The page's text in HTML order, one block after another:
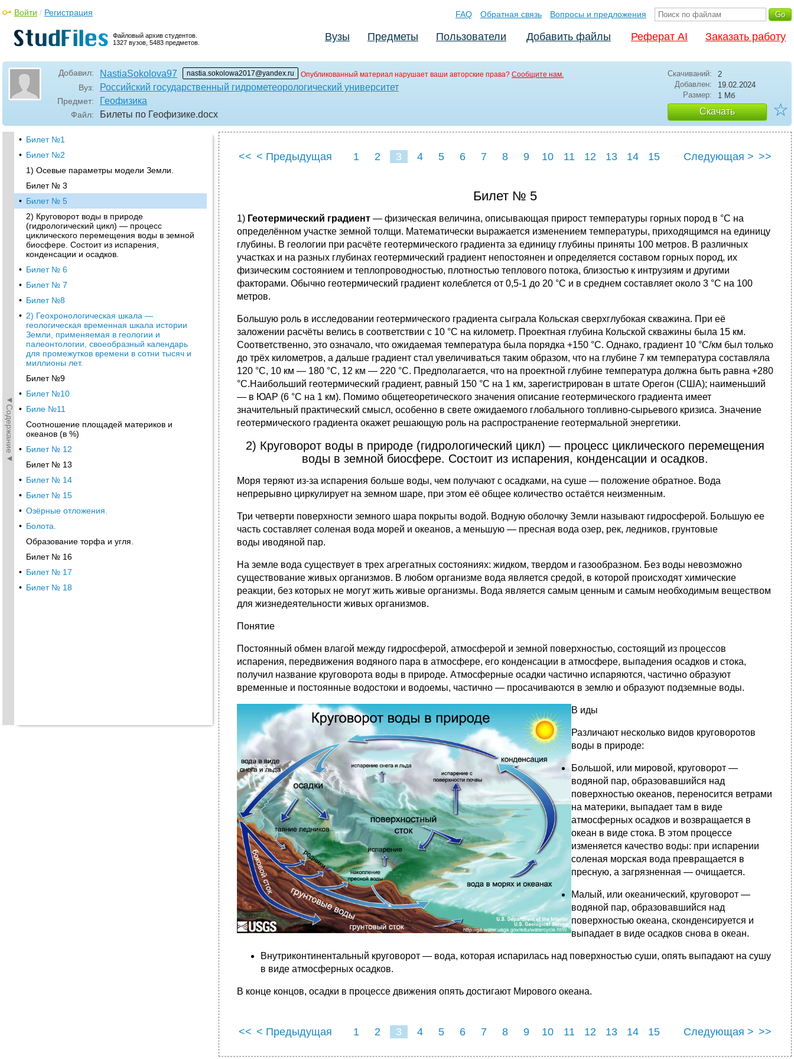
Файловый архив студентов.
1327 вузов, 5483 предметов.
Войти / Регистрация FAQ Обратная связь Вопросы и предложения
Вузы Предметы Пользователи Добавить файлы Реферат AI Заказать работу
Добавил: NastiaSokolova97 nastia.sokolowa2017@yandex.ru Опубликованный материал нарушает ваши авторские права? Сообщите нам.
Вуз: Российский государственный гидрометеорологический университет
Предмет: Геофизика
Файл: Билеты по Геофизике.docx
Скачиваний:
2
Добавлен:
19.02.2024
Размер:
1 Мб
Скачать ☆
◄Содержание◄
• Билет №1
• Билет №2
1) Осевые параметры модели Земли.
Билет № 3
• Билет № 5
2) Круговорот воды в природе
(гидрологический цикл) — процесс
циклического перемещения воды в земной
биосфере. Состоит из испарения,
конденсации и осадков.
• Билет № 6
• Билет № 7
• Билет №8
• 2) Геохронологическая шкала —
геологическая временная шкала истории
Земли, применяемая в геологии и
палеонтологии, своеобразный календарь
для промежутков времени в сотни тысяч и
миллионы лет.
Билет №9
• Билет №10
• Биле №11
Соотношение площадей материков и
океанов (в %)
• Билет № 12
Билет № 13
• Билет № 14
• Билет № 15
• Озёрные отложения.
• Болота.
Образование торфа и угля.
Билет № 16
• Билет № 17
• Билет № 18
<< < Предыдущая 1 2 3 4 5 6 7 8 9 10 11 12 13 14
15
Следующая > >>
Билет № 5
1) Геотермический градиент — физическая величина, описывающая прирост температуры горных пород в °С на
определённом участке земной толщи. Математически выражается изменением температуры, приходящимся на единицу
глубины. В геологии при расчёте геотермического градиента за единицу глубины приняты 100 метров. В различных
участках и на разных глубинах геотермический градиент непостоянен и определяется составом горных пород, их
физическим состоянием и теплопроводностью, плотностью теплового потока, близостью к интрузиям и другими
факторами. Обычно геотермический градиент колеблется от 0,5-1 до 20 °С и в среднем составляет около 3 °С на 100
метров.
Большую роль в исследовании геотермического градиента сыграла Кольская сверхглубокая скважина. При её
заложении расчёты велись в соответствии с 10 °C на километр. Проектная глубина Кольской скважины была 15 км.
Соответственно, это означало, что ожидаемая температура была порядка +150 °C. Однако, градиент 10 °C/км был только
до трёх километров, а дальше градиент стал увеличиваться таким образом, что на глубине 7 км температура составляла
120 °C, 10 км — 180 °C, 12 км — 220 °C. Предполагается, что на проектной глубине температура должна быть равна +280
°C.Наибольший геотермический градиент, равный 150 °С на 1 км, зарегистрирован в штате Орегон (США); наименьший
— в ЮАР (6 °С на 1 км). Помимо общетеоретического значения описание геотермического градиента имеет
значительный практический смысл, особенно в свете ожидаемого глобального топливно-сырьевого кризиса. Значение
геотермического градиента окажет решающую роль на распространение геотермальной энергетики.
2) Круговорот воды в природе (гидрологический цикл) — процесс циклического перемещения
воды в земной биосфере. Состоит из испарения, конденсации и осадков.
Моря теряют из-за испарения больше воды, чем получают с осадками, на суше — положение обратное. Вода
непрерывно циркулирует на земном шаре, при этом её общее количество остаётся неизменным.
Три четверти поверхности земного шара покрыты водой. Водную оболочку Земли называют гидросферой. Большую ее
часть составляет соленая вода морей и океанов, а меньшую — пресная вода озер, рек, ледников, грунтовые
воды иводяной пар.
На земле вода существует в трех агрегатных состояниях: жидком, твердом и газообразном. Без воды невозможно
существование живых организмов. В любом организме вода является средой, в которой происходят химические
реакции, без которых не могут жить живые организмы. Вода является самым ценным и самым необходимым веществом
для жизнедеятельности живых организмов.
Понятие
Постоянный обмен влагой между гидросферой, атмосферой и земной поверхностью, состоящий из процессов
испарения, передвижения водяного пара в атмосфере, его конденсации в атмосфере, выпадения осадков и стока,
получил название круговорота воды в природе. Атмосферные осадки частично испаряются, частично образуют
временные и постоянные водостоки и водоемы, частично — просачиваются в землю и образуют подземные воды.
В иды
Различают несколько видов круговоротов
воды в природе:
Большой, или мировой, круговорот —
водяной пар, образовавшийся над
поверхностью океанов, переносится ветрами
на материки, выпадает там в виде
атмосферных осадков и возвращается в
океан в виде стока. В этом процессе
изменяется качество воды: при испарении
соленая морская вода превращается в
пресную, а загрязненная — очищается.
Малый, или океанический, круговорот —
водяной пар, образовавшийся над
поверхностью океана, сконденсируется и
выпадает в виде осадков снова в океан.
Внутриконтинентальный круговорот — вода, которая испарилась над поверхностью суши, опять выпадают на сушу
в виде атмосферных осадков.
В конце концов, осадки в процессе движения опять достигают Мирового океана.
<< < Предыдущая 1 2 3 4 5 6 7 8 9 10 11 12 13 14
15
Следующая > >>